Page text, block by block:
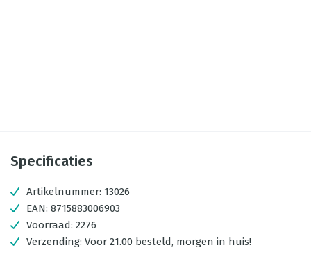
Specificaties
Artikelnummer: 13026
EAN: 8715883006903
Voorraad: 2276
Verzending: Voor 21.00 besteld, morgen in huis!